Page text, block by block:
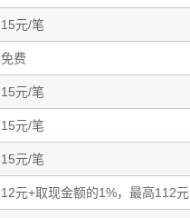
15元/笔
免费
15元/笔
15元/笔
15元/笔
12元+取现金额的1%，最高112元